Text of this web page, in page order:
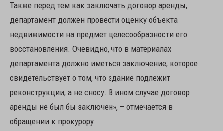
Также перед тем как заключать договор аренды,
департамент должен провести оценку объекта
недвижимости на предмет целесообразности его
восстановления. Очевидно, что в материалах
департамента должно иметься заключение, которое
свидетельствует о том, что здание подлежит
реконструкции, а не сносу. В ином случае договор
аренды не был бы заключен», – отмечается в
обращении к прокурору.